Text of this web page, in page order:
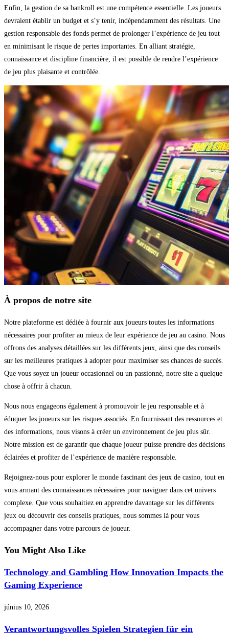
Enfin, la gestion de sa bankroll est une compétence essentielle. Les joueurs
devraient établir un budget et s’y tenir, indépendamment des résultats. Une
gestion responsable des fonds permet de prolonger l’expérience de jeu tout
en minimisant le risque de pertes importantes. En alliant stratégie,
connaissance et discipline financière, il est possible de rendre l’expérience
de jeu plus plaisante et contrôlée.
À propos de notre site
Notre plateforme est dédiée à fournir aux joueurs toutes les informations
nécessaires pour profiter au mieux de leur expérience de jeu au casino. Nous
offrons des analyses détaillées sur les différents jeux, ainsi que des conseils
sur les meilleures pratiques à adopter pour maximiser ses chances de succès.
Que vous soyez un joueur occasionnel ou un passionné, notre site a quelque
chose à offrir à chacun.
Nous nous engageons également à promouvoir le jeu responsable et à
éduquer les joueurs sur les risques associés. En fournissant des ressources et
des informations, nous visons à créer un environnement de jeu plus sûr.
Notre mission est de garantir que chaque joueur puisse prendre des décisions
éclairées et profiter de l’expérience de manière responsable.
Rejoignez-nous pour explorer le monde fascinant des jeux de casino, tout en
vous armant des connaissances nécessaires pour naviguer dans cet univers
complexe. Que vous souhaitiez en apprendre davantage sur les différents
jeux ou découvrir des conseils pratiques, nous sommes là pour vous
accompagner dans votre parcours de joueur.
You Might Also Like
Technology and Gambling How Innovation Impacts the
Gaming Experience
június 10, 2026
Verantwortungsvolles Spielen Strategien für ein